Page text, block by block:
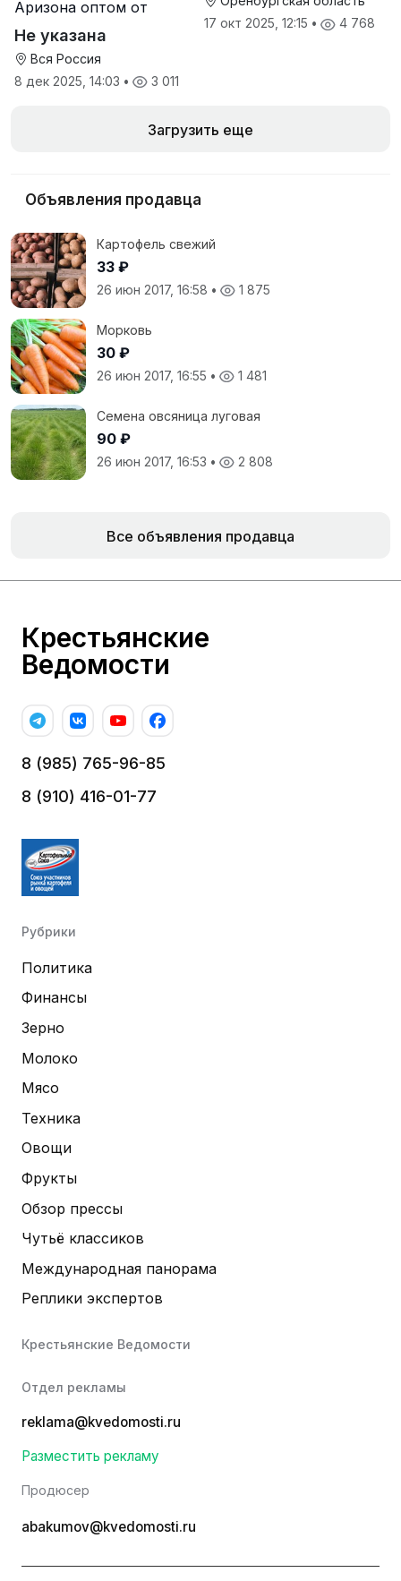
Аризона оптом от
Не указана
Вся Россия
8 дек 2025, 14:03 • 3 011
17 окт 2025, 12:15 • 4 768
Загрузить еще
Объявления продавца
Картофель свежий
33 ₽
26 июн 2017, 16:58 • 1 875
Морковь
30 ₽
26 июн 2017, 16:55 • 1 481
Семена овсяница луговая
90 ₽
26 июн 2017, 16:53 • 2 808
Все объявления продавца
Крестьянские
Ведомости
8 (985) 765-96-85
8 (910) 416-01-77
Рубрики
Политика
Финансы
Зерно
Молоко
Мясо
Техника
Овощи
Фрукты
Обзор прессы
Чутьё классиков
Международная панорама
Реплики экспертов
Крестьянские Ведомости
Отдел рекламы
reklama@kvedomosti.ru
Разместить рекламу
Продюсер
abakumov@kvedomosti.ru